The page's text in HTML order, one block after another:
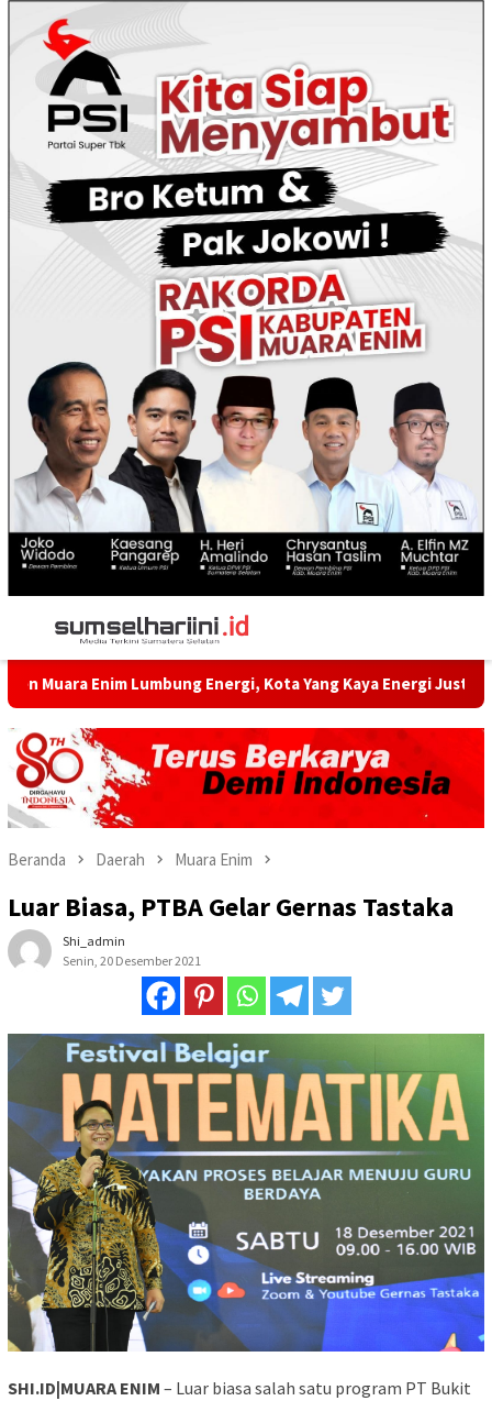
Menu
Mobile
Energi, Kota Yang Kaya Energi Justru Kekurangan Energi
Beranda Daerah Muara Enim
Luar Biasa, PTBA Gelar Gernas Tastaka
Shi_admin
Senin, 20 Desember 2021
SHI.ID|MUARA ENIM – Luar biasa salah satu program PT Bukit